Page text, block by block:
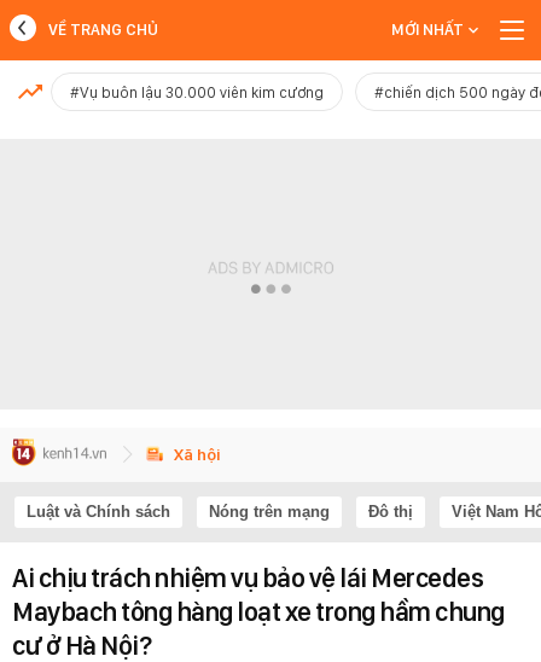
MỚI NHẤT
VỀ TRANG CHỦ MỚI NHẤT
#Vụ buôn lậu 30.000 viên kim cương #chiến dịch 500 ngày
Xã hội
Luật và Chính sách Nóng trên mạng Đô thị Việt Nam
Ai chịu trách nhiệm vụ bảo vệ lái Mercedes
Maybach tông hàng loạt xe trong hầm chung
cư ở Hà Nội?